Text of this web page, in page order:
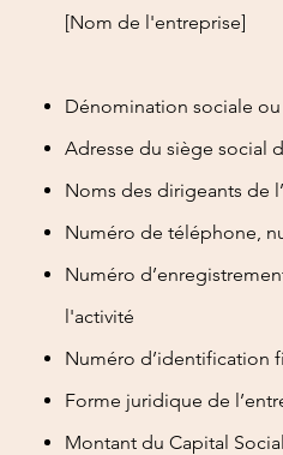
[Nom de l'entreprise]
Dénomination sociale
Adresse du siège social
Noms des dirigeants de
Numéro de téléphone,
Numéro
l'activité
Numéro d’identification
Forme juridique de
Montant du Capital Social